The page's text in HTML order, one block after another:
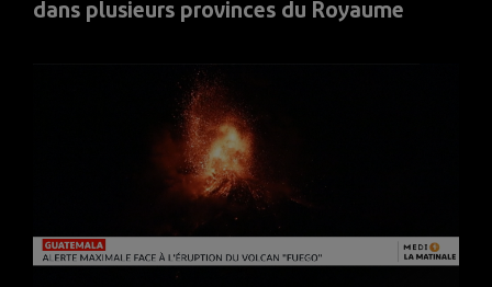
dans plusieurs provinces du Royaume